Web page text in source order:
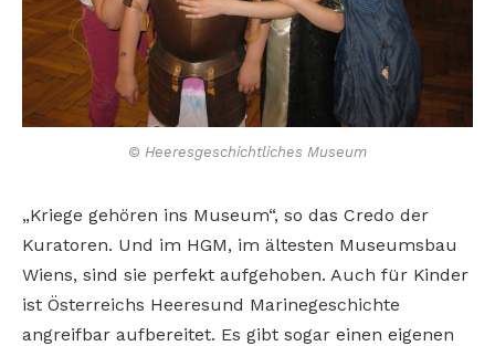
© Heeresgeschichtliches Museum
„Kriege gehören ins Museum“, so das Credo der
Kuratoren. Und im HGM, im ältesten Museumsbau
Wiens, sind sie perfekt aufgehoben. Auch für Kinder
ist Österreichs Heeresund Marinegeschichte
angreifbar aufbereitet. Es gibt sogar einen eigenen